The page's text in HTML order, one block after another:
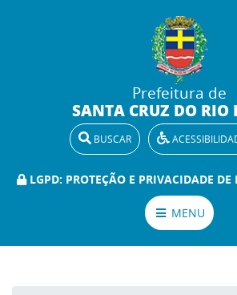
Prefeitura de
SANTA CRUZ DO RIO
BUSCAR
LGPD: PROTEÇÃO E PRIVACIDADE DE
MENU